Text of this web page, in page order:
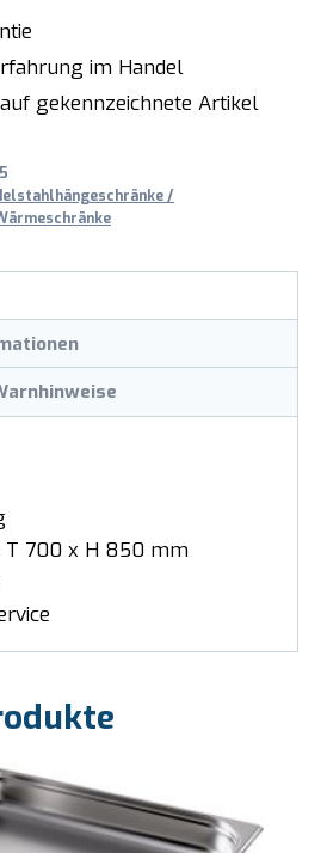
im Handel
gekennzeichnete Artikel
/
T 700 x H 850 mm